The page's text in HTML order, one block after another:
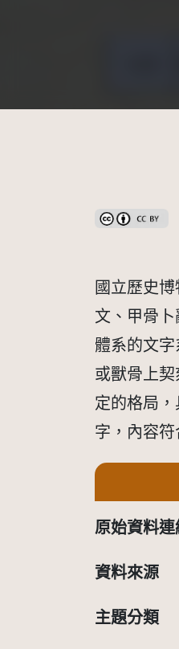
國立歷史
文、甲骨
體系的文
或獸骨上
定的格局
字，內容符
原始資料連
資料來源
主題分類